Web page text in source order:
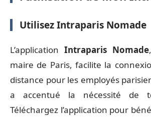
Utilisez Intraparis Nomade
L’application Intraparis Nomade
maire de Paris, facilite la
distance pour les employés
a accentué la nécessité de
Téléchargez l’application pour